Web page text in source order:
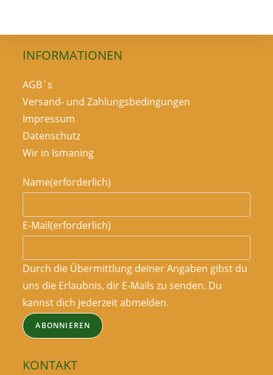
INFORMATIONEN
AGB´s
Versand- und Zahlungsbedingungen
Impressum
Datenschutz
Wir in Ismaning
Name(erforderlich)
E-Mail(erforderlich)
Durch die Übermittlung deiner Angaben gibst du
uns die Erlaubnis, dir E-Mails zu senden. Du
kannst dich jederzeit abmelden.
ABONNIEREN
KONTAKT